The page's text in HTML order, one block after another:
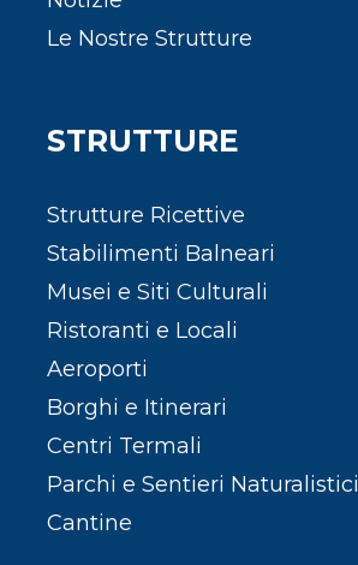
Le Nostre Strutture
STRUTTURE
Strutture Ricettive
Stabilimenti Balneari
Musei e Siti Culturali
Ristoranti e Locali
Aeroporti
Borghi e Itinerari
Centri Termali
Parchi e Sentieri Naturalistici
Cantine